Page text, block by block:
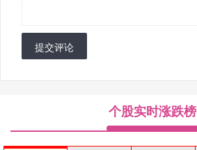
提交评论
个股实时涨跌榜